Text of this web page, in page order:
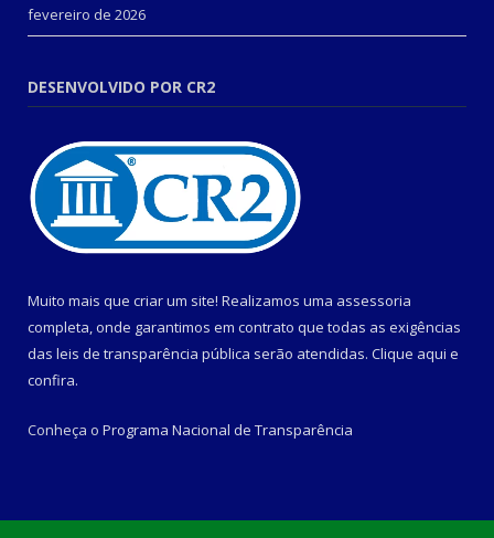
fevereiro de 2026
DESENVOLVIDO POR CR2
Muito mais que criar um site! Realizamos uma assessoria
completa, onde garantimos em contrato que todas as exigências
das leis de transparência pública serão atendidas. Clique aqui e
confira.
Conheça o Programa Nacional de Transparência